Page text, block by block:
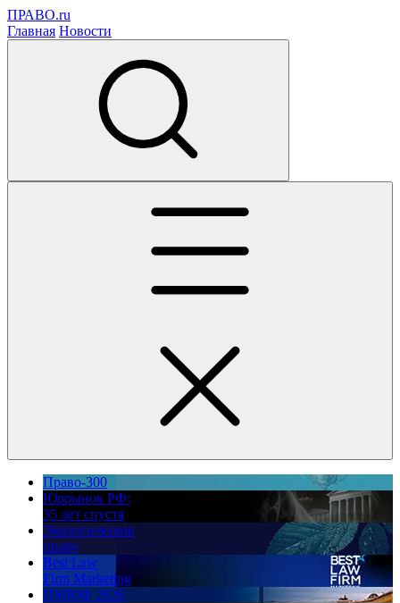
ПРАВО.ru
Главная Новости
Право-300
Юррынок РФ:
35 лет спустя
Экологическое
право
Best Law
Firm Marketing
ПМЮФ 2026